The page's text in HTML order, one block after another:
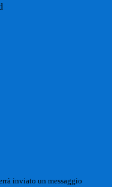
inviato un messaggio